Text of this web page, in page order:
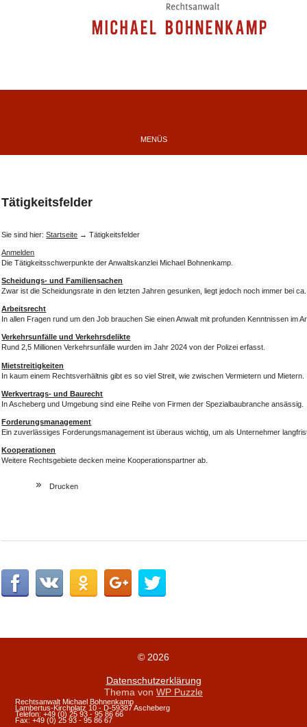
MENÜS
Tätigkeitsfelder
Sie sind hier:Startseite → Tätigkeitsfelder
Anmelden
Die Tätigkeitsschwerpunkte der Anwaltskanzlei Michael Bohnenkamp.
Scheidungs- und Familiensachen
Zwar ist die Scheidungsrate in den letzten Jahren gesunken, liegt jedoch noch immer bei
Arbeitsrecht
In allen Fragen rund um den Job brauchen Sie einen Anwalt mit profunden Kenntnissen im
Verkehrsunfälle und Verkehrsdelikte
Rund 2,5 Millionen Verkehrsunfälle wurden im Jahr 2024 von der Polizei erfasst.
Mietstreitigkeiten
In kaum einem Rechtsverhältnis gibt es so viel Streit, wie zwischen Vermietern und Mietern.
Werkvertrags- und Baurecht
In Ascheberg und Umgebung sind eine Reihe von Firmen der Spezialbaubranche ansässig.
Forderungsmanagement
Ein zuverlässiges Forderungsmanagement ist überaus wichtig, um als Unternehmer
Kooperationen
Weitere Rechtsgebiete decken meine Kooperationspartner ab.
Drucken
© 2026
Datenschutzerklärung
Thema von WP Puzzle
Rechtsanwalt Michael Bohnenkamp
Lambertus-Kirchplatz 10 - D-59387 Ascheberg
Telefon: +49 (0) 25 93 - 95 86 66
Fax: +49 (0) 25 93 - 95 86 67